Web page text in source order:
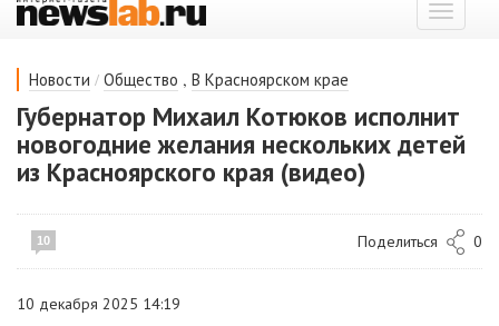
Показать
меню
Новости / Общество , В Красноярском крае
Губернатор Михаил Котюков исполнит
новогодние желания нескольких детей
из Красноярского края (видео)
10 Поделиться 0
10 декабря 2025 14:19